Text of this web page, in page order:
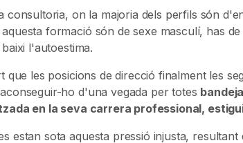
consultoria, on la majoria dels perfils són
formació són de sexe masculí, has de
l'autoestima.
que les posicions de direcció finalment les
ho d'una vegada per totes
en la seva carrera professional,
estan sota aquesta pressió injusta,